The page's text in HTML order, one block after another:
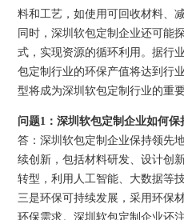
料和工艺，如使用可回收材料、
同时，深圳软包定制企业还可能
式，实现资源的循环利用。据行
包定制行业的环保产值将达到行
型将成为深圳软包定制行业的重
问题1：深圳软包定制企业如何
答：深圳软包定制企业保持领先
续创新，包括材料研发、设计创
转型，利用人工智能、大数据等
三是环保可持续发展，采用环保
环保需求。深圳软包定制企业还